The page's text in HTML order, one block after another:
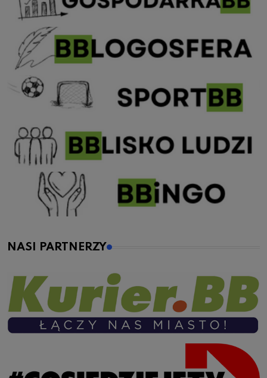
NASI PARTNERZY